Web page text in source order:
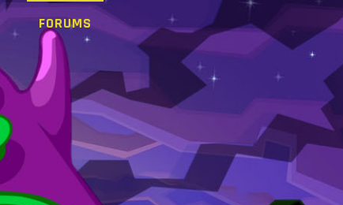
FORUMS